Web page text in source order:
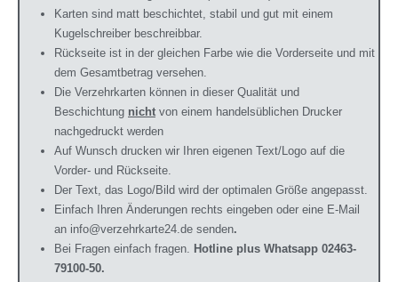
Karten sind matt beschichtet, stabil und gut mit einem
Kugelschreiber beschreibbar.
Rückseite ist in der gleichen Farbe wie die Vorderseite und mit
dem Gesamtbetrag versehen.
Die Verzehrkarten können in dieser Qualität und
Beschichtung nicht von einem handelsüblichen Drucker
nachgedruckt werden
Auf Wunsch drucken wir Ihren eigenen Text/Logo auf die
Vorder- und Rückseite.
Der Text, das Logo/Bild wird der optimalen Größe angepasst.
Einfach Ihren Änderungen rechts eingeben oder eine E-Mail
an info@verzehrkarte24.de senden.
Bei Fragen einfach fragen. Hotline plus Whatsapp 02463-
79100-50.